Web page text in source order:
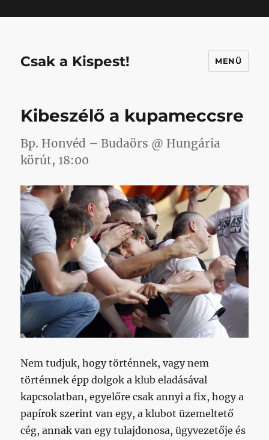
Csak a Kispest! MENÜ
Kibeszélő a kupameccsre
Bp. Honvéd – Budaörs @ Hungária
körút, 18:00
Nem tudjuk, hogy történnek, vagy nem
történnek épp dolgok a klub eladásával
kapcsolatban, egyelőre csak annyi a fix, hogy a
papírok szerint van egy, a klubot üzemeltető
cég, annak van egy tulajdonosa, ügyvezetője és